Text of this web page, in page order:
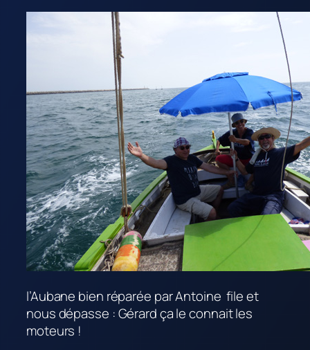
l’Aubane bien réparée par Antoine file et
nous dépasse : Gérard ça le connait les
moteurs !